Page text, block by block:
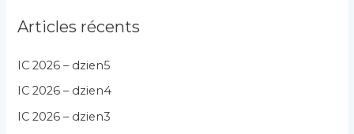
Articles récents
IC 2026 – dzien5
IC 2026 – dzien4
IC 2026 – dzien3